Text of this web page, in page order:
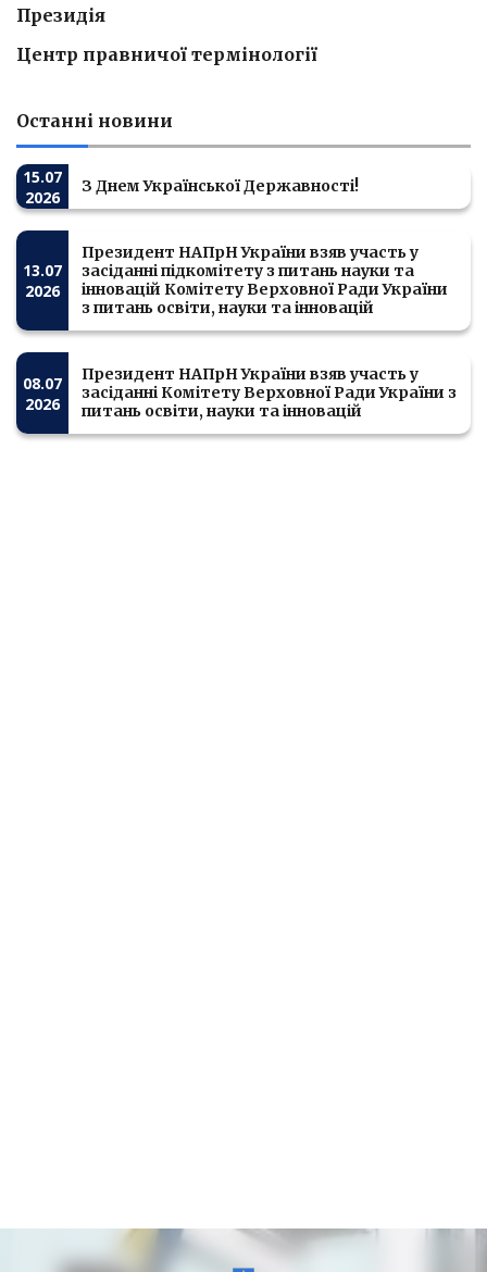
Президія
Центр правничої термінології
Останні новини
15.07
2026
З Днем Української Державності!
13.07
2026
Президент НАПрН України взяв участь у
засіданні підкомітету з питань науки та
інновацій Комітету Верховної Ради України
з питань освіти, науки та інновацій
08.07
2026
Президент НАПрН України взяв участь у
засіданні Комітету Верховної Ради України з
питань освіти, науки та інновацій